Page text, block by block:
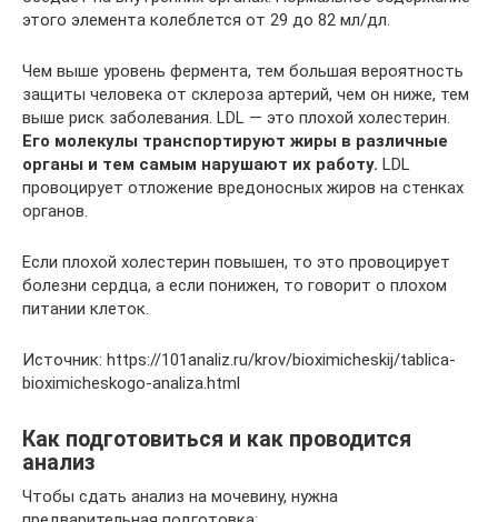
этого элемента колеблется от 29 до 82 мл/дл.
Чем выше уровень фермента, тем большая вероятность
защиты человека от склероза артерий, чем он ниже, тем
выше риск заболевания. LDL — это плохой холестерин.
Его молекулы транспортируют жиры в различные
органы и тем самым нарушают их работу. LDL
провоцирует отложение вредоносных жиров на стенках
органов.
Если плохой холестерин повышен, то это провоцирует
болезни сердца, а если понижен, то говорит о плохом
питании клеток.
Источник: https://101analiz.ru/krov/bioximicheskij/tablica-
bioximicheskogo-analiza.html
Как подготовиться и как проводится
анализ
Чтобы сдать анализ на мочевину, нужна